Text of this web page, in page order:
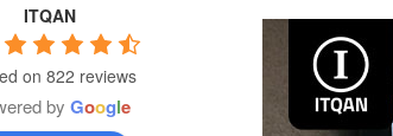
ITQAN
on 822 reviews
by Google